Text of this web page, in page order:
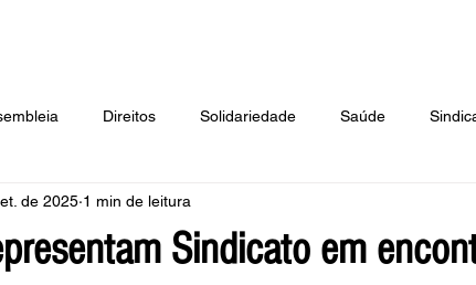
Direitos Solidariedade Saúde
de Horas
Sindicato em
de 2025 1 min de leitura